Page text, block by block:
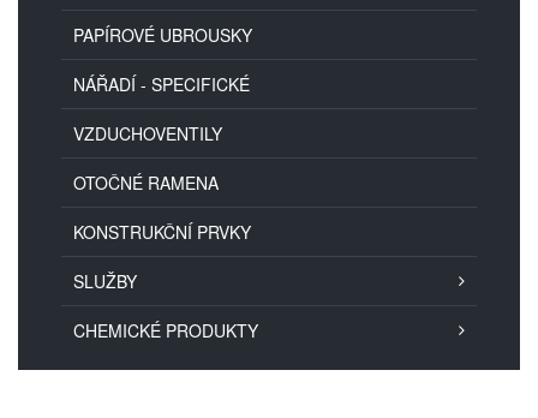
PAPÍROVÉ UBROUSKY
NÁŘADÍ - SPECIFICKÉ
VZDUCHOVENTILY
OTOČNÉ RAMENA
KONSTRUKČNÍ PRVKY
SLUŽBY
CHEMICKÉ PRODUKTY